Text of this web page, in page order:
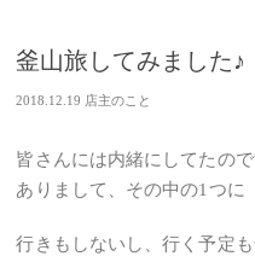
釜山旅してみました♪
2018.12.19 店主のこと
皆さんには内緒にしてたの
ありまして、その中の1つに
行きもしないし、行く予定